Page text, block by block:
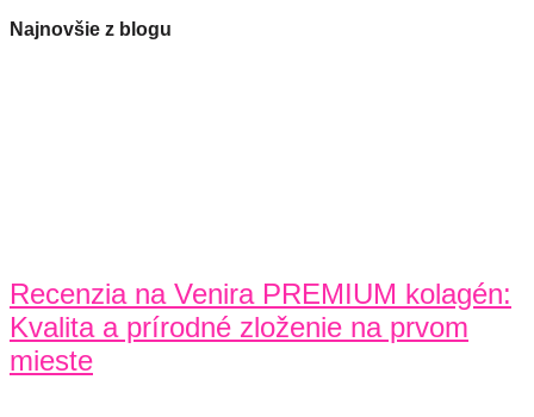
Najnovšie z blogu
Recenzia na Venira PREMIUM kolagén:
Kvalita a prírodné zloženie na prvom
mieste